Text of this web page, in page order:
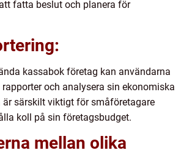
fatta beslut och planera för
kassabok företag kan användarna
rapporter och analysera sin ekonomiska
särskilt viktigt för småföretagare
koll på sin företagsbudget.
mellan olika